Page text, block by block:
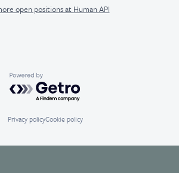
open positions at Human API
Powered by Getro.com
Privacy policyCookie policy